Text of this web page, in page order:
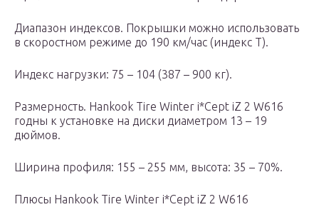
Диапазон индексов. Покрышки можно использовать
в скоростном режиме до 190 км/час (индекс T).
Индекс нагрузки: 75 – 104 (387 – 900 кг).
Размерность. Hankook Tire Winter i*Cept iZ 2 W616
годны к установке на диски диаметром 13 – 19
дюймов.
Ширина профиля: 155 – 255 мм, высота: 35 – 70%.
Плюсы Hankook Tire Winter i*Cept iZ 2 W616